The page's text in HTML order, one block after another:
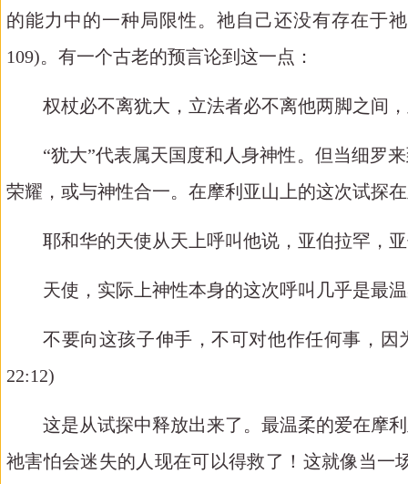
的能力中的一种局限性。祂自己还没有存在于
109)。有一个古老的预言论到这一点：
权杖必不离犹大，立法者必不离他两脚之间
“犹大”代表属天国度和人身神性。但当细罗
荣耀，或与神性合一。在摩利亚山上的这次试探
耶和华的天使从天上呼叫他说，亚伯拉罕，
天使，实际上神性本身的这次呼叫几乎是最
不要向这孩子伸手，不可对他作任何事，
22:12)
这是从试探中释放出来了。最温柔的爱在摩
祂害怕会迷失的人现在可以得救了！这就像当